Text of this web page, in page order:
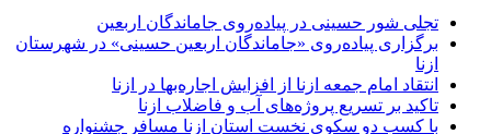
تجلی شور حسینی در پیاده‌روی جاماندگان اربعین
برگزاری پیاده‌روی «جاماندگان اربعین حسینی» در شهرستان
ازنا
انتقاد امام جمعه ازنا از افزایش اجاره‌بها در ازنا
تاکید بر تسریع پروژه‌های آب و فاضلاب ازنا
با کسب دو سکوی نخست استان ازنا مسافر جشنواره